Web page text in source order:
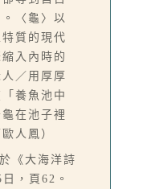
〈龜〉以
質的現代
入內時的
／用厚厚
養魚池中
在池子裡
人鳳）
《大海洋詩
，頁62。